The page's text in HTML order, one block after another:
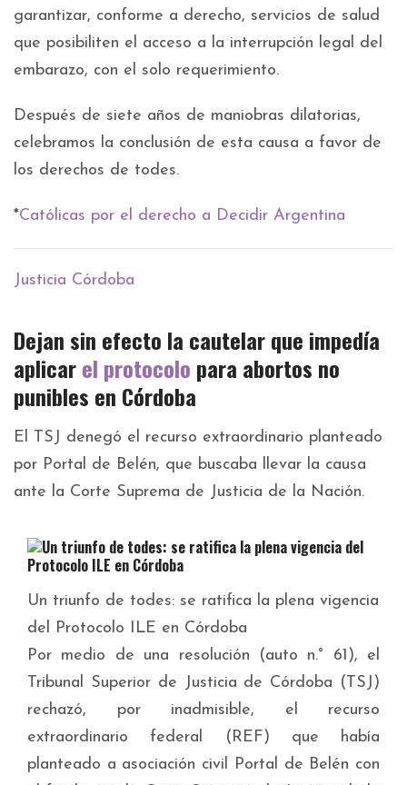
garantizar, conforme a derecho, servicios de salud
que posibiliten el acceso a la interrupción legal del
embarazo, con el solo requerimiento.
Después de siete años de maniobras dilatorias,
celebramos la conclusión de esta causa a favor de
los derechos de todes.
*Católicas por el derecho a Decidir Argentina
Justicia Córdoba
Dejan sin efecto la cautelar que impedía
aplicarel protocolo para abortos no
punibles en Córdoba
El TSJ denegó el recurso extraordinario planteado
por Portal de Belén, que buscaba llevar la causa
ante la Corte Suprema de Justicia de la Nación.
Un triunfo de todes: se ratifica la plena vigencia
del Protocolo ILE en Córdoba
Por medio de una resolución (auto n.° 61), el
Tribunal Superior de Justicia de Córdoba (TSJ)
rechazó, por inadmisible, el recurso
extraordinario federal (REF) que había
planteado a asociación civil Portal de Belén con